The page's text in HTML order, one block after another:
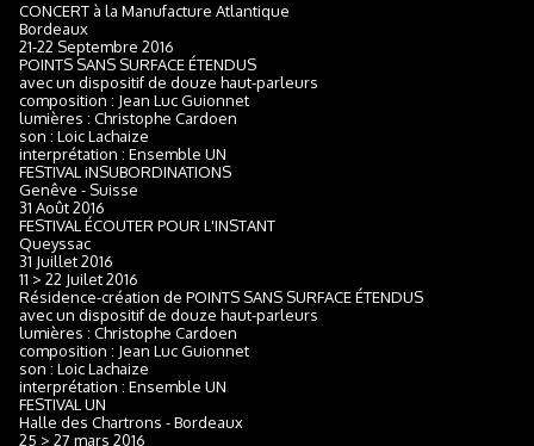
CONCERT à la Manufacture Atlantique
Bordeaux
21-22 Septembre 2016
POINTS SANS SURFACE ÉTENDUS
avec un dispositif de douze haut-parleurs
composition : Jean Luc Guionnet
lumières : Christophe Cardoen
son : Loic Lachaize
interprétation : Ensemble UN
FESTIVAL iNSUBORDINATIONS
Genêve - Suisse
31 Août 2016
FESTIVAL ÉCOUTER POUR L'INSTANT
Queyssac
31 Juillet 2016
11 > 22 Juilet 2016
Résidence-création de POINTS SANS SURFACE ÉTENDUS
avec un dispositif de douze haut-parleurs
lumières : Christophe Cardoen
composition : Jean Luc Guionnet
son : Loic Lachaize
interprétation : Ensemble UN
FESTIVAL UN
Halle des Chartrons - Bordeaux
25 > 27 mars 2016